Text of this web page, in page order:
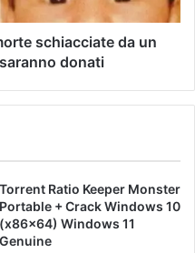
schiacciate da un
donati
Torrent Ratio Keeper Monster
Portable + Crack Windows 10
(x86x64) Windows 11
Genuine